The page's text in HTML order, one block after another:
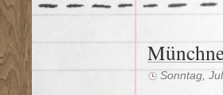
Sonntag,